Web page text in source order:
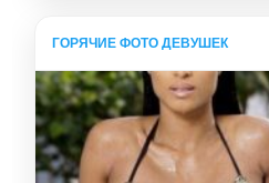
ГОРЯЧИЕ ФОТО ДЕВУШЕК